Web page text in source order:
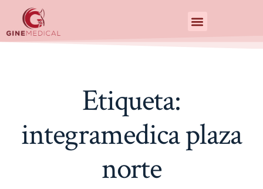
Etiqueta:
integramedica plaza
norte